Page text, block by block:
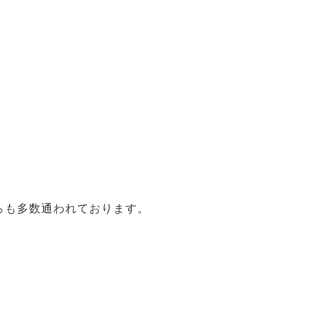
多数通われております。